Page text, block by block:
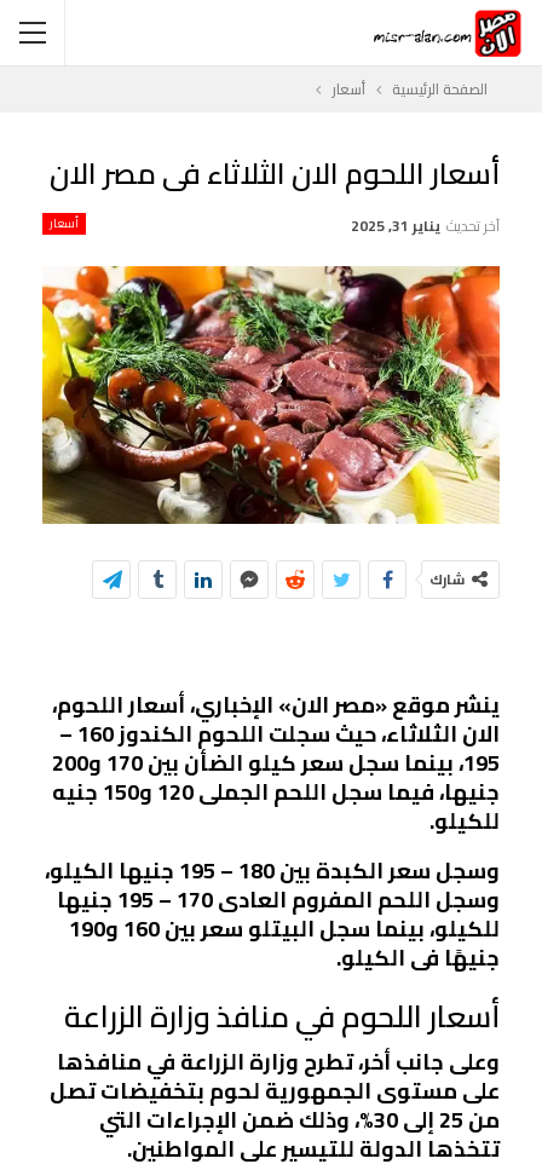
الصفحة الرئيسية أسعار
أسعار اللحوم الان الثلاثاء فى مصر الان
أسعار آخر تحديث يناير 31, 2025
شارك
ينشر موقع «مصر الان» الإخباري، أسعار اللحوم،
الان الثلاثاء، حيث سجلت اللحوم الكندوز 160 –
195، بينما سجل سعر كيلو الضأن بين 170 و200
جنيها، فيما سجل اللحم الجملى 120 و150 جنيه
للكيلو.
وسجل سعر الكبدة بين 180 – 195 جنيها الكيلو،
وسجل اللحم المفروم العادى 170 – 195 جنيها
للكيلو، بينما سجل البيتلو سعر بين 160 و190
جنيهًا فى الكيلو.
أسعار اللحوم في منافذ وزارة الزراعة
وعلى جانب أخر، تطرح وزارة الزراعة في منافذها
على مستوى الجمهورية لحوم بتخفيضات تصل
من 25 إلى 30%، وذلك ضمن الإجراءات التي
تتخذها الدولة للتيسير على المواطنين.